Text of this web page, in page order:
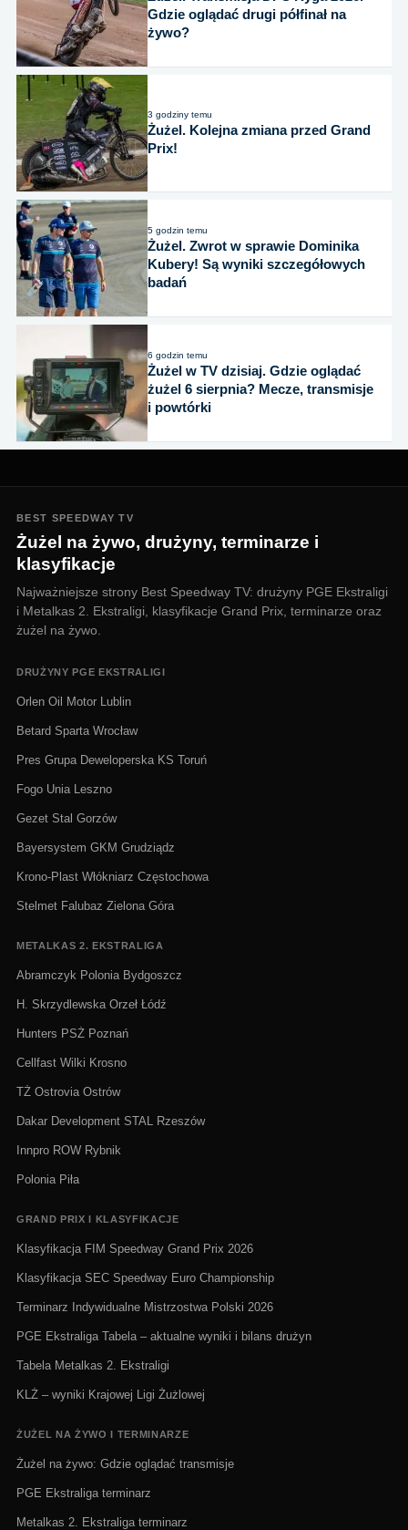
Gdzie oglądać drugi półfinał na
żywo?
3 godziny temu
Żużel. Kolejna zmiana przed Grand
Prix!
5 godzin temu
Żużel. Zwrot w sprawie Dominika
Kubery! Są wyniki szczegółowych
badań
6 godzin temu
Żużel w TV dzisiaj. Gdzie oglądać
żużel 6 sierpnia? Mecze, transmisje
i powtórki
BEST SPEEDWAY TV
Żużel na żywo, drużyny, terminarze i
klasyfikacje
Najważniejsze strony Best Speedway TV: drużyny PGE Ekstraligi
i Metalkas 2. Ekstraligi, klasyfikacje Grand Prix, terminarze oraz
żużel na żywo.
DRUŻYNY PGE EKSTRALIGI
Orlen Oil Motor Lublin
Betard Sparta Wrocław
Pres Grupa Deweloperska KS Toruń
Fogo Unia Leszno
Gezet Stal Gorzów
Bayersystem GKM Grudziądz
Krono-Plast Włókniarz Częstochowa
Stelmet Falubaz Zielona Góra
METALKAS 2. EKSTRALIGA
Abramczyk Polonia Bydgoszcz
H. Skrzydlewska Orzeł Łódź
Hunters PSŻ Poznań
Cellfast Wilki Krosno
TŻ Ostrovia Ostrów
Dakar Development STAL Rzeszów
Innpro ROW Rybnik
Polonia Piła
GRAND PRIX I KLASYFIKACJE
Klasyfikacja FIM Speedway Grand Prix 2026
Klasyfikacja SEC Speedway Euro Championship
Terminarz Indywidualne Mistrzostwa Polski 2026
PGE Ekstraliga Tabela – aktualne wyniki i bilans drużyn
Tabela Metalkas 2. Ekstraligi
KLŻ – wyniki Krajowej Ligi Żużlowej
ŻUŻEL NA ŻYWO I TERMINARZE
Żużel na żywo: Gdzie oglądać transmisje
PGE Ekstraliga terminarz
Metalkas 2. Ekstraliga terminarz